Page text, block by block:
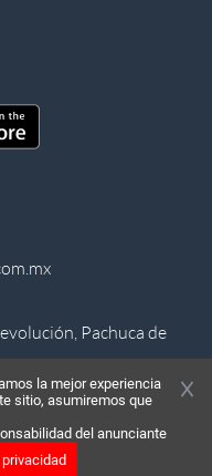
Pachuca de
reservados
la mejor experiencia
sitio, asumiremos que
del anunciante